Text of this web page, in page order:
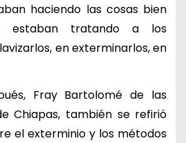
haciendo las cosas bien
estaban tratando a los
en exterminarlos, en
Fray Bartolomé de las
Chiapas, también se refirió
el exterminio y los métodos